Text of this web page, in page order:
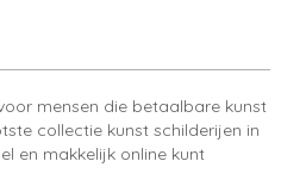
mensen die betaalbare kunst
collectie kunst schilderijen in
en makkelijk online kunt